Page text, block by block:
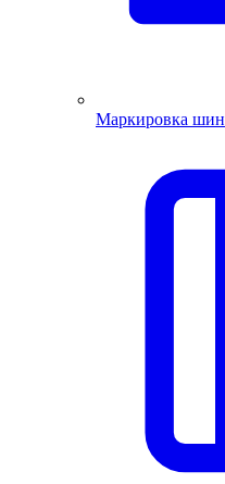
Маркировка шин